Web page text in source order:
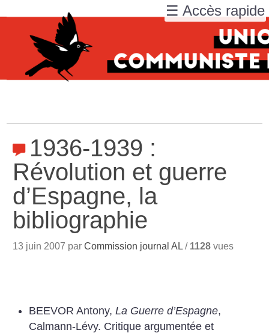
1936-1939 :
Révolution et guerre
d’Espagne, la
bibliographie
13 juin 2007 parCommission journal AL / 1128 vues
BEEVOR Antony, La Guerre d’Espagne,
Calmann-Lévy. Critique argumentée et
☰ Accès rapide